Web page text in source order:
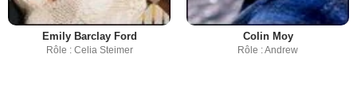
Emily Barclay Ford
Rôle : Celia Steimer
Colin Moy
Rôle : Andrew